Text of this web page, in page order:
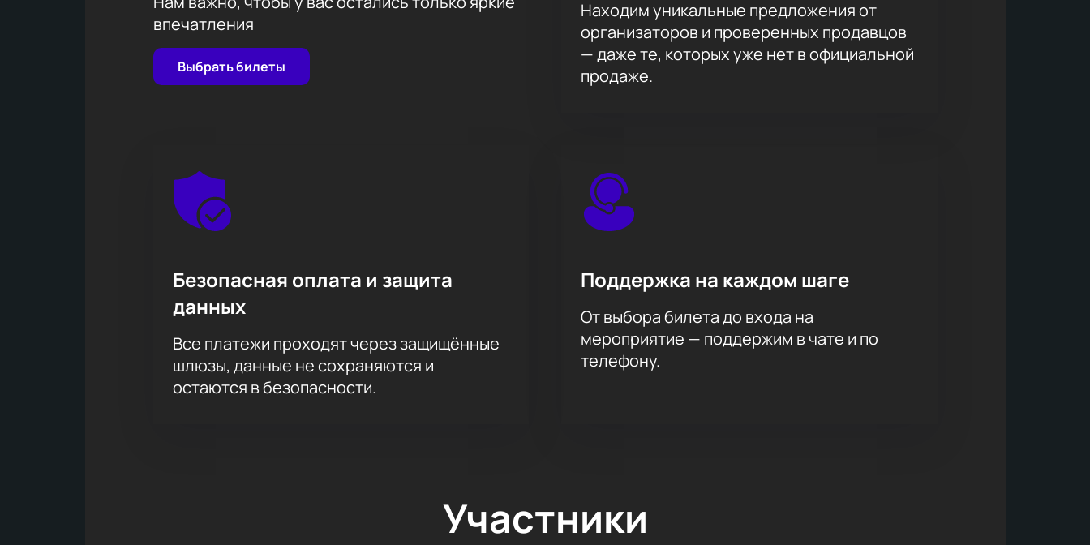
Не пропустите возможность попасть на музыкальный праздник и увидеть выступление одного из самых известных российских
исполнителей!
впечатления
Выбрать билеты
Находим уникальные предложения от
организаторов и проверенных продавцов
— даже те, которых уже нет в официальной
продаже.
Безопасная оплата и защита
данных
Все платежи проходят через защищённые
шлюзы, данные не сохраняются и
остаются в безопасности.
Поддержка на каждом шаге
От выбора билета до входа на
мероприятие — поддержим в чате и по
телефону.
Участники